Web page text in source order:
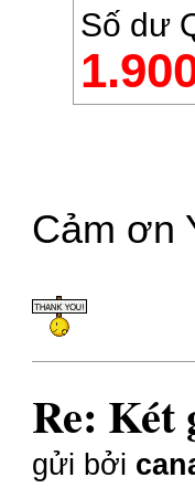
Số dư
Cảm ơn
Re: Két
gửi bởi